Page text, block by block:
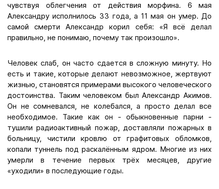
чувствуя облегчения от действия морфина. 6 мая
Александру исполнилось 33 года, а 11 мая он умер. До
самой смерти Александр корил себя: «Я всё делал
правильно, не понимаю, почему так произошло».
Человек слаб, он часто сдается в сложную минуту. Но
есть и такие, которые делают невозможное, жертвуют
жизнью, становятся примерами высокого человеческого
достоинства. Таким человеком был Александр Акимов.
Он не сомневался, не колебался, а просто делал все
необходимое. Такие как он - обыкновенные парни -
тушили радиоактивный пожар, доставляли пожарных в
больницу, чистили кровлю от графитовых обломков,
копали туннель под раскалённым ядром. Многие из них
умерли в течение первых трёх месяцев, другие
«уходили» в последующие годы.